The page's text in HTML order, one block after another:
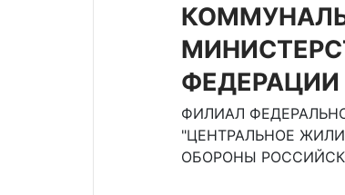
ФЕДЕРАЦИИ
ФИЛИАЛ
"ЦЕНТРАЛЬНОЕ
ОБОРОНЫ